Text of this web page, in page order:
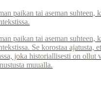
paikan tai aseman suhteen,
paikan tai aseman suhteen,
Se korostaa
joka historiallisesti on
muualla.